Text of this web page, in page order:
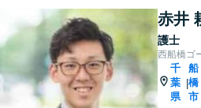
赤井
護士
西船橋ゴ
千
葉
県
|
船
橋
市